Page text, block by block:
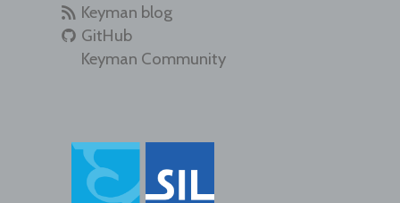
Keyman blog
GitHub
Keyman Community